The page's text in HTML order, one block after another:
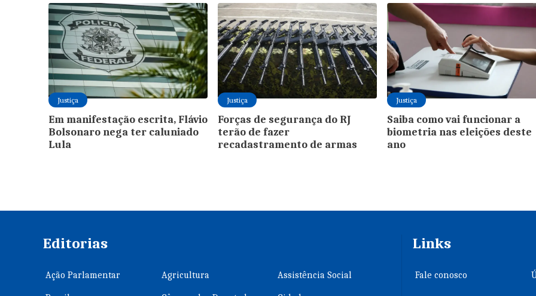
Justiça
Em manifestação escrita, Flávio
Bolsonaro nega ter caluniado
Lula
Justiça
Forças de segurança do RJ
terão de fazer
recadastramento de armas
Justiça
Saiba como vai funcionar a
biometria nas eleições deste
ano
Editorias
Ação Parlamentar Agricultura Assistência Social
Links
Fale conosco